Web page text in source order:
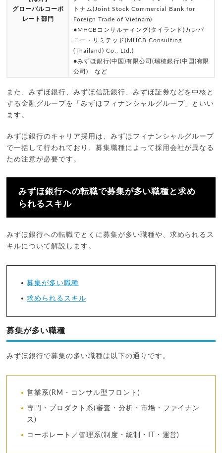
グローバルコーポ
レート部門
トナム(Joint Stock Commercial Bank for
Foreign Trade of Vietnam)
●MHCBコンサルティング(タイランド)カンパ
ニー・リミテッド(MHCB Consulting
(Thailand) Co., Ltd.)
●みずほ銀行(中国)有限公司(瑞穂銀行(中国)有限
公司) など
また、みずほ銀行、みずほ信託銀行、みずほ証券などを中核と
する金融グループを「みずほフィナンシャルグループ」といい
ます。
みずほ銀行のキャリア採用は、みずほフィナンシャルグループ
で一括して行われており、募集職種によって採用会社が異なる
ため注意が必要です。
みずほ銀行への転職で募集が多い職種と求め
られるスキル
みずほ銀行への転職でとくに募集が多い職種や、求められるス
キルについて解説します。
募集が多い職種
求められるスキル
募集が多い職種
みずほ銀行で募集の多い職種は以下の通りです。
営業系(RM・コンサル型フロント)
専門・プロダクト系(審査・分析・市場・ファイナン
ス)
コーポレート／管理系(制度・統制・IT・運営)